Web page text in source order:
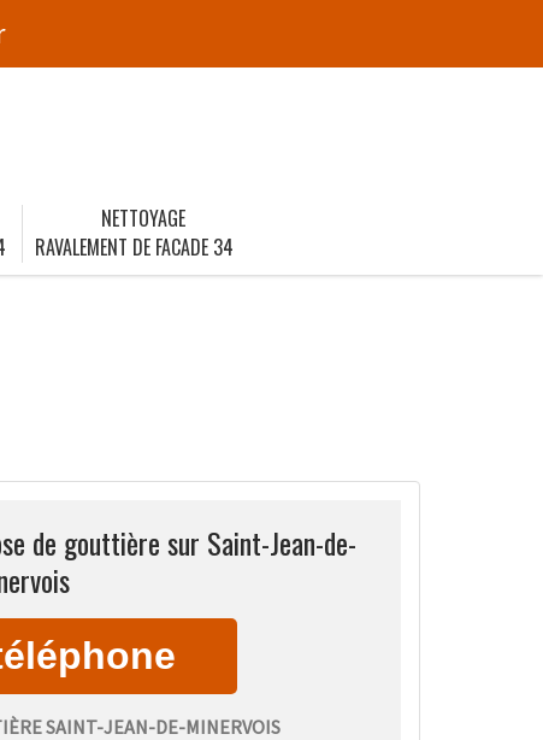
NETTOYAGE
RAVALEMENT DE FACADE 34
de gouttière sur Saint-Jean-de-
SAINT-JEAN-DE-MINERVOIS